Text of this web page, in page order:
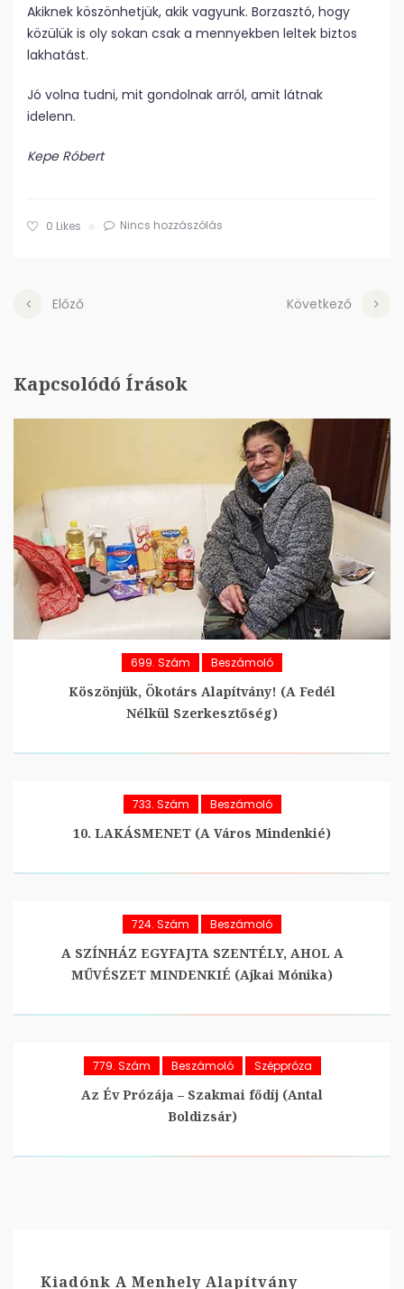
Akiknek köszönhetjük, akik vagyunk. Borzasztó, hogy
közülük is oly sokan csak a mennyekben leltek biztos
lakhatást.
Jó volna tudni, mit gondolnak arról, amit látnak
idelenn.
Kepe Róbert
0 Likes Nincs hozzászólás
Előző Következő
Kapcsolódó Írások
699. Szám Beszámoló
Köszönjük, Ökotárs Alapítvány! (A Fedél
Nélkül Szerkesztőség)
733. Szám Beszámoló
10. LAKÁSMENET (A Város Mindenkié)
724. Szám Beszámoló
A SZÍNHÁZ EGYFAJTA SZENTÉLY, AHOL A
MŰVÉSZET MINDENKIÉ (Ajkai Mónika)
779. Szám Beszámoló Széppróza
Az Év Prózája – Szakmai fődíj (Antal
Boldizsár)
Kiadónk A Menhely Alapítvány